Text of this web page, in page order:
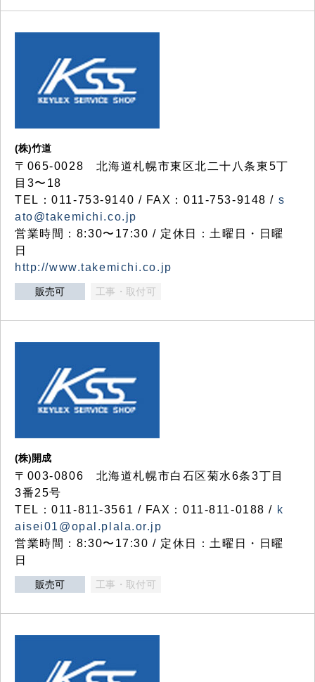
(株)竹道
〒065-0028 北海道札幌市東区北二十八条東5丁
目3〜18
TEL：011-753-9140 / FAX：011-753-9148 / s
ato@takemichi.co.jp
営業時間：8:30〜17:30 / 定休日：土曜日・日曜
日
http://www.takemichi.co.jp
販売可 工事・取付可
(株)開成
〒003-0806 北海道札幌市白石区菊水6条3丁目
3番25号
TEL：011-811-3561 / FAX：011-811-0188 / k
aisei01@opal.plala.or.jp
営業時間：8:30〜17:30 / 定休日：土曜日・日曜
日
販売可 工事・取付可